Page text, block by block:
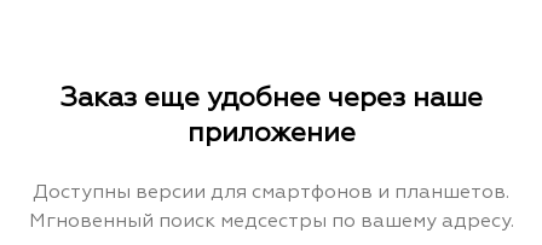
Заказ еще удобнее через наше
приложение
Доступны версии для смартфонов и планшетов.
Мгновенный поиск медсестры по вашему адресу.